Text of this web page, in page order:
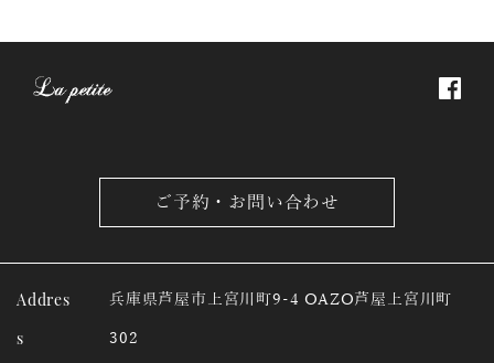
ご予約・お問い合わせ
Addres
s
兵庫県芦屋市上宮川町9-4 OAZO芦屋上宮川町
302